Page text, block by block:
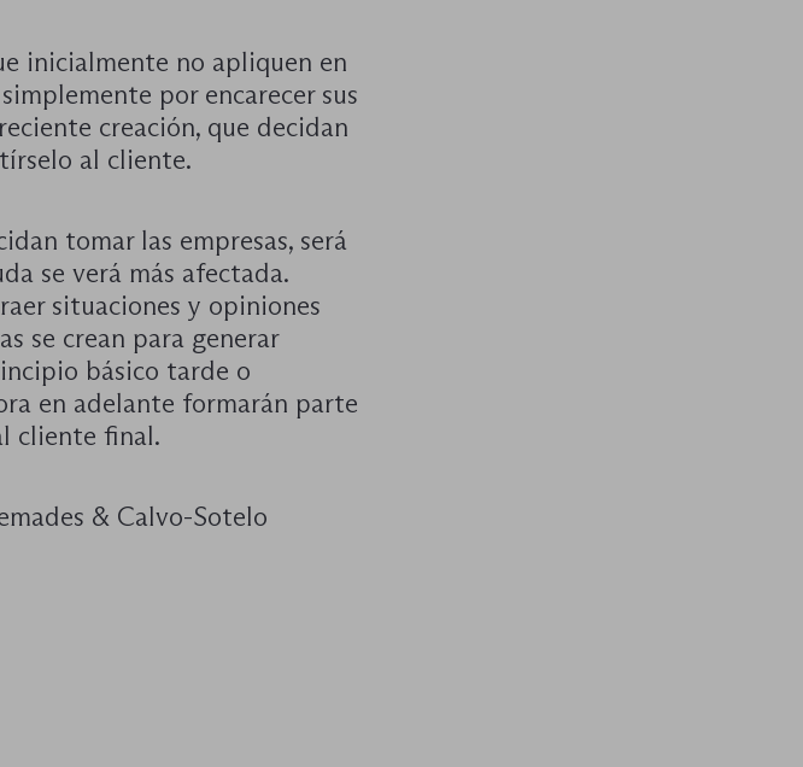
inicialmente no apliquen en
por encarecer sus
creación, que decidan
al cliente.
tomar las empresas, será
se verá más afectada.
situaciones y opiniones
se crean para generar
básico tarde o
en adelante formarán parte
cliente final.
& Calvo-Sotelo